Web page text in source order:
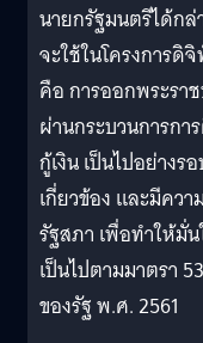
นายกรัฐมนตรีได้ก
จะใช้ในโครงการดิ
คือ การออกพระรา
ผ่านกระบวนการก
กู้เงิน เป็นไปอย่าง
เกี่ยวข้อง และมีคว
รัฐสภา เพื่อทำให้มั่
เป็นไปตามมาตรา
ของรัฐ พ.ศ. 2561